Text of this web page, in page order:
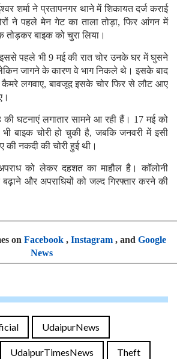
शर्मा ने प्रतापनगर थाने में शिकायत दर्ज कराई
ने पहले मेन गेट का ताला तोड़ा, फिर आंगन में
बाइक को चुरा लिया।
इससे पहले भी 9 मई की रात चोर उनके घर में घुसने
जागने के कारण वे भाग निकले थे। इसके बाद
कैमरे लगवाए, बावजूद इसके चोर फिर से लौट आए
की घटनाएं लगातार सामने आ रही हैं। 17 मई को
बाइक चोरी हो चुकी है, जबकि जनवरी में इसी
की नकदी की चोरी हुई थी।
को लेकर दहशत का माहौल है। कॉलोनी
और अपराधियों को जल्द गिरफ्तार करने की
on Facebook, Instagram, and Google
News
UdaipurNews
UdaipurTimesNews Theft